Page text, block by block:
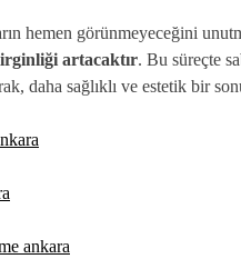
hemen görünmeyeceğini
artacaktır. Bu süreçte
daha sağlıklı ve estetik bir
ankara